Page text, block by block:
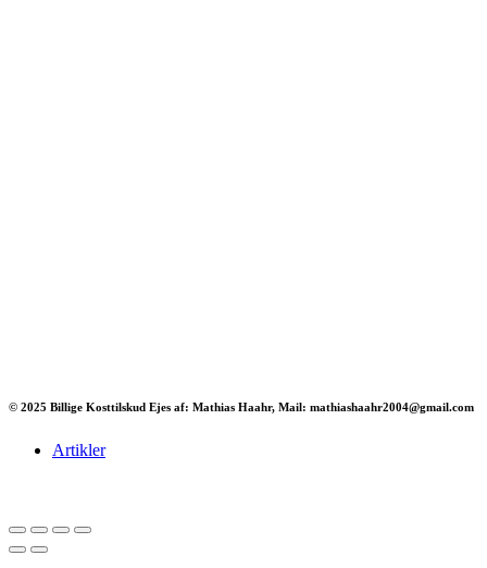
© 2025 Billige Kosttilskud Ejes af: Mathias Haahr, Mail: mathiashaahr2004@gmail.com
Artikler